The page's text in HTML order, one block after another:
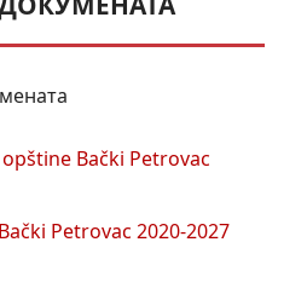
Bački Petrovac
Petrovac 2020-2027